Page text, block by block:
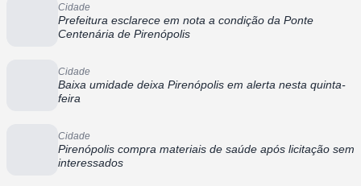
Cidade
Prefeitura esclarece em nota a condição da Ponte
Centenária de Pirenópolis
Cidade
Baixa umidade deixa Pirenópolis em alerta nesta quinta-
feira
Cidade
Pirenópolis compra materiais de saúde após licitação sem
interessados